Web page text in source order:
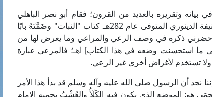
وتقريره بالعديد من القرون؛ فقام أبو نصر الباهلي
بتأليف "الزرع والنخل" و"الشجر والنبات"، وألَّفَ أبو حنيفة الدينوري المتوفى عام 282هـ كتاب "النبات" وضَمَّنَهُ بابًا
حضرني ذكره في وصف الرعي والمراعي وما يعرض لها من
ما استحسنت وضعه في هذا الكتاب] اهـ؛ فالمرعى عبارة
تستخدم لأغراض أخرى غير الرعي.
نجد أن الرسول صلى الله عليه وآله وسلم قد بدأ هذا الأمر
هو: الموضع الذي يكون فيه الكَلَأُ والعُشْبُ يحميه الإمام